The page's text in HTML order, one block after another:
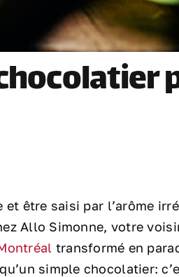
être saisi par l’arôme
Allo Simonne, votre
transformé en
simple chocolatier: